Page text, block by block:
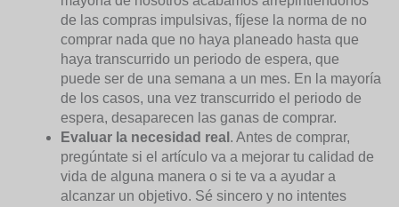
de las compras impulsivas, fíjese la norma de no
comprar nada que no haya planeado hasta que
haya transcurrido un periodo de espera, que
puede ser de una semana a un mes. En la mayoría
de los casos, una vez transcurrido el periodo de
espera, desaparecen las ganas de comprar.
Evaluar la necesidad real . Antes de comprar,
pregúntate si el artículo va a mejorar tu calidad de
vida de alguna manera o si te va a ayudar a
alcanzar un objetivo. Sé sincero y no intentes